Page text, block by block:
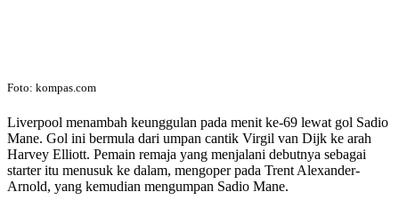
Foto: kompas.com
Liverpool menambah keunggulan pada menit ke-69 lewat gol Sadio
Mane. Gol ini bermula dari umpan cantik Virgil van Dijk ke arah
Harvey Elliott. Pemain remaja yang menjalani debutnya sebagai
starter itu menusuk ke dalam, mengoper pada Trent Alexander-
Arnold, yang kemudian mengumpan Sadio Mane.